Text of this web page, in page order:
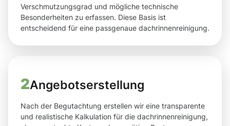
Verschmutzungsgrad und mögliche technische
Besonderheiten zu erfassen. Diese Basis ist
entscheidend für eine passgenaue dachrinnenreinigung.
2Angebotserstellung
Nach der Begutachtung erstellen wir eine transparente
und realistische Kalkulation für die dachrinnenreinigung,